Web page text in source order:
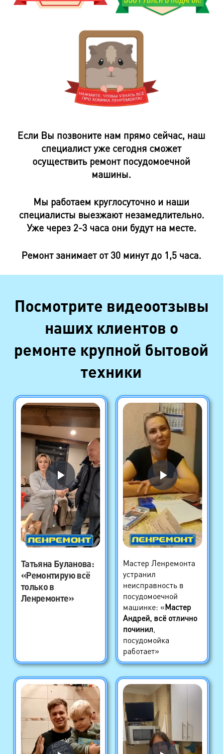
Если Вы позвоните нам прямо сейчас, наш
специалист уже сегодня сможет
осуществить ремонт посудомоечной
машины.
Мы работаем круглосуточно и наши
специалисты выезжают незамедлительно.
Уже через 2-3 часа они будут на месте.
Ремонт занимает от 30 минут до 1,5 часа.
Посмотрите видеоотзывы
наших клиентов о
ремонте крупной бытовой
техники
Татьяна Буланова:
«Ремонтирую всё
только в
Ленремонте»
Мастер Ленремонта
устранил
неисправность в
посудомоечной
машинке: «Мастер
Андрей, всё отлично
починил
посудомойка
работает»